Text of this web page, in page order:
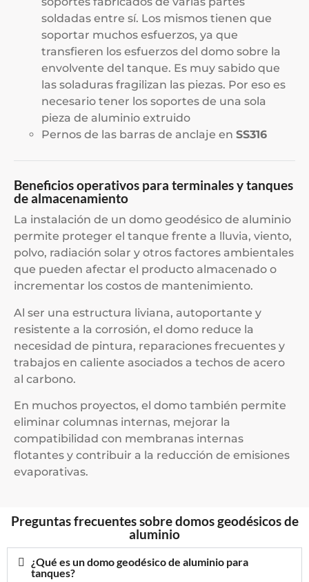
soldadas entre sí. Los mismos tienen que
soportar muchos esfuerzos, ya que
transfieren los esfuerzos del domo sobre la
envolvente del tanque. Es muy sabido que
las soladuras fragilizan las piezas. Por eso es
necesario tener los soportes de una sola
pieza de aluminio extruido
Pernos de las barras de anclaje en SS316
Beneficios operativos para terminales y tanques
de almacenamiento
La instalación de un domo geodésico de aluminio
permite proteger el tanque frente a lluvia, viento,
polvo, radiación solar y otros factores ambientales
que pueden afectar el producto almacenado o
incrementar los costos de mantenimiento.
Al ser una estructura liviana, autoportante y
resistente a la corrosión, el domo reduce la
necesidad de pintura, reparaciones frecuentes y
trabajos en caliente asociados a techos de acero
al carbono.
En muchos proyectos, el domo también permite
eliminar columnas internas, mejorar la
compatibilidad con membranas internas
flotantes y contribuir a la reducción de emisiones
evaporativas.
Preguntas frecuentes sobre domos geodésicos de
aluminio
¿Qué es un domo geodésico de aluminio para
tanques?